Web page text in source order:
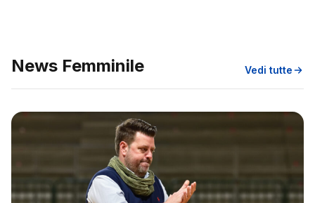
News Femminile Vedi tutte